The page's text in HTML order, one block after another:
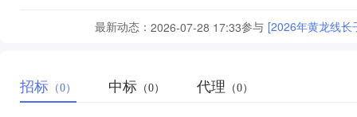
最新动态： 2026-07-28 17:33参与 [2026年黄龙线长
招标 （0） 中标 （0） 代理 （0）